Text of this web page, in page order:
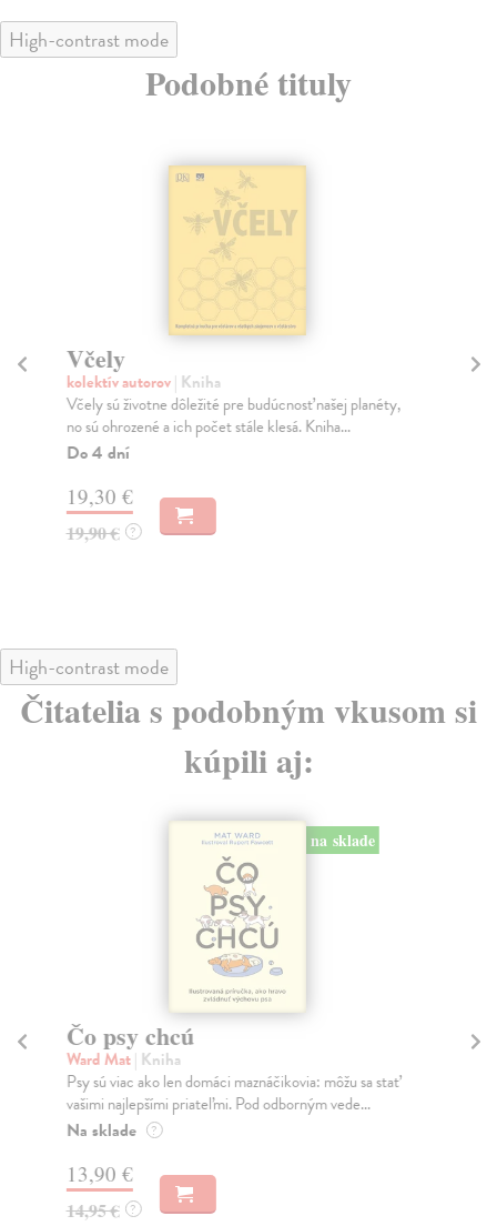
High-contrast mode
Podobné tituly
Včely
kolektív autorov| Kniha
Včely sú životne dôležité pre budúcnosť našej planéty,
no sú ohrozené a ich počet stále klesá. Kniha...
Do 4 dní
19,30 €
19,90 € ?
High-contrast mode
Čitatelia s podobným vkusom si
kúpili aj:
na sklade
Čo psy chcú
Ward Mat| Kniha
Psy sú viac ako len domáci maznáčikovia: môžu sa stať
vašimi najlepšími priateľmi. Pod odborným vede...
Na sklade ?
13,90 €
14,95 € ?